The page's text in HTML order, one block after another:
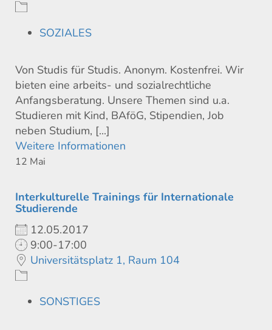
SOZIALES
Von Studis für Studis. Anonym. Kostenfrei. Wir
bieten eine arbeits- und sozialrechtliche
Anfangsberatung. Unsere Themen sind u.a.
Studieren mit Kind, BAföG, Stipendien, Job
neben Studium, [...]
Weitere Informationen
12 Mai
Interkulturelle Trainings für Internationale
Studierende
12.05.2017
9:00-17:00
Universitätsplatz 1, Raum 104
SONSTIGES